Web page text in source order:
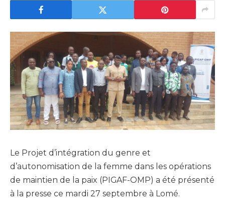
Le Projet d’intégration du genre et
d’autonomisation de la femme dans les opérations
de maintien de la paix (PIGAF-OMP) a été présenté
à la presse ce mardi 27 septembre à Lomé.